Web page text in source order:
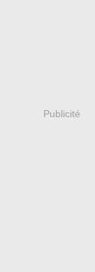
Publicité